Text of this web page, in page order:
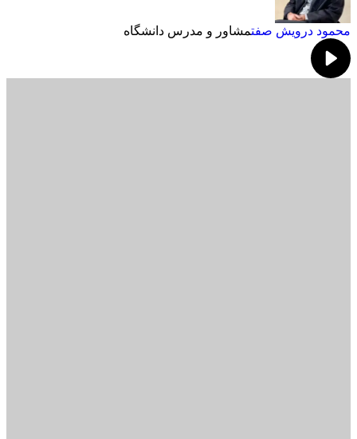
محمود درویش صفتمشاور و مدرس دانشگاه